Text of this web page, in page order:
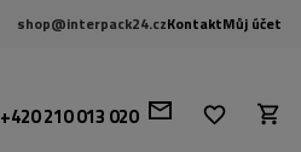
shop@interpack24.czKontaktMůj účet
+420 210 013 020